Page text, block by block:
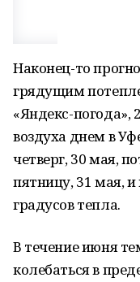
Наконец-то
грядущим
«Яндекс-погода»,
воздуха днем в
четверг, 30 мая,
пятницу, 31 мая, и
градусов тепла.
В течение июня
колебаться в